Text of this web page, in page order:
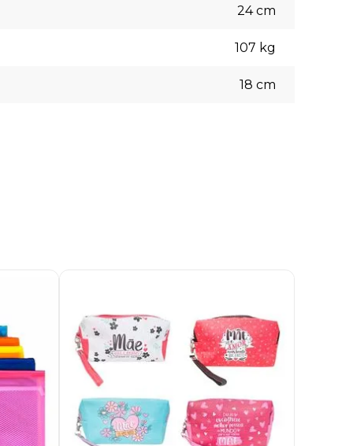
24cm
107 kg
18 cm